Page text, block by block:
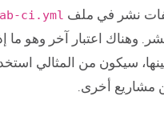
نشر في ملف ci.yml
وهناك اعتبار آخر وهو
مشاريع أخرى.